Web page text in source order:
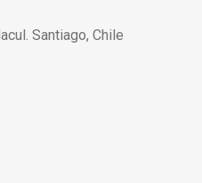
Santiago, Chile